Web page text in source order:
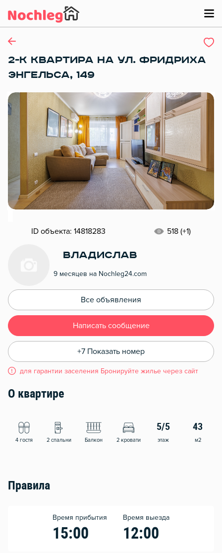
2-К КВАРТИРА НА УЛ. ФРИДРИХА
ЭНГЕЛЬСА, 149
ID объекта: 14818283 518 (+1)
Владислав
9 месяцев на Nochleg24.com
Все объявления
Написать сообщение
+7 Показать номер
для гарантии заселения Бронируйте жилье через сайт
О квартире
4 гостя 2 спальни Балкон 2 кровати
5/5
этаж
43
м2
Правила
Время прибытия
15:00
Время выезда
12:00